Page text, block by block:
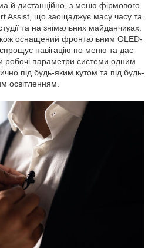
й дистанційно, з меню фірмового
Assist, що заощаджує масу часу та
та на знімальних майданчиках.
оснащений фронтальним OLED-
навігацію по меню та дає
робочі параметри системи одним
під будь-яким кутом та під будь-
освітленням.